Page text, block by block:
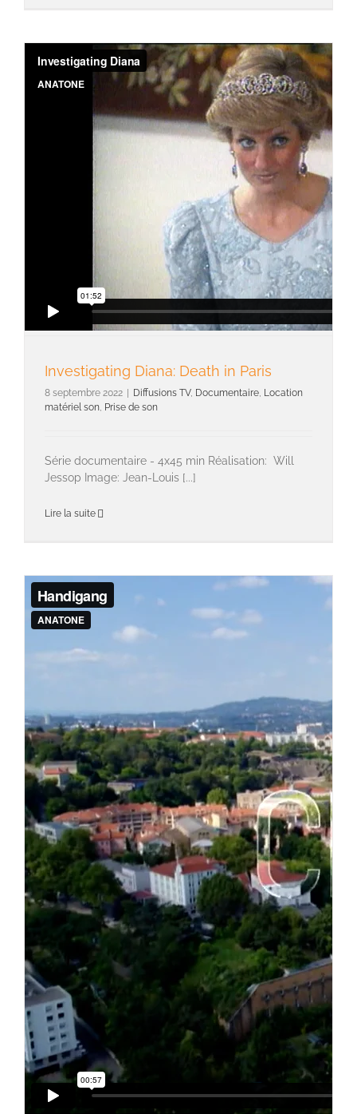
Investigating Diana: Death in Paris
8 septembre 2022 Diffusions TV, Documentaire, Location
matériel son, Prise de son
Série documentaire - 4x45 min Réalisation: Will
Jessop Image: Jean-Louis [...]
Lire la suite